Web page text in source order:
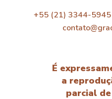
+55 (21) 3344-
É
a
parcial